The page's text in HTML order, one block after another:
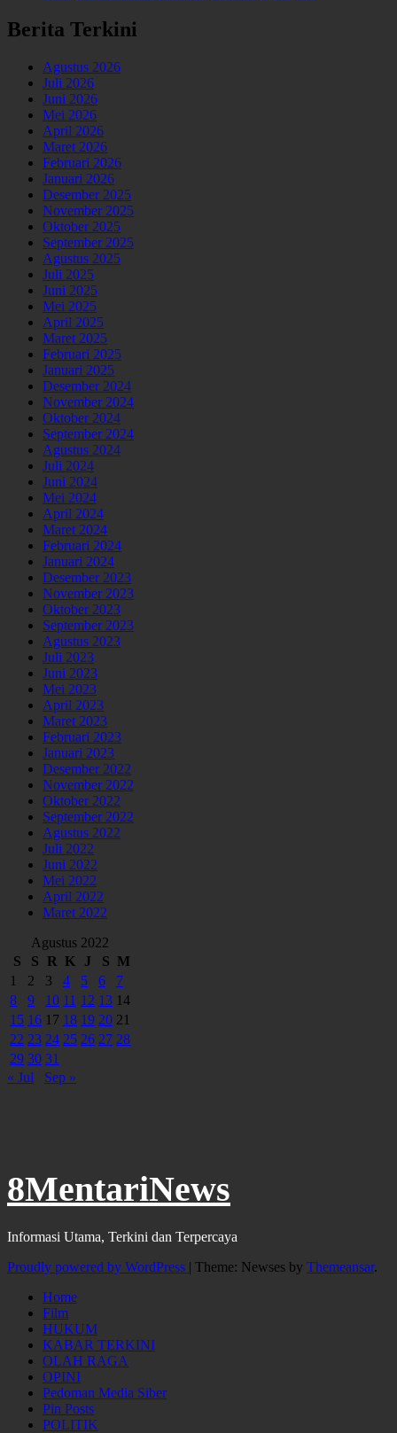
Berita Terkini
Agustus 2026
Juli 2026
Juni 2026
Mei 2026
April 2026
Maret 2026
Februari 2026
Januari 2026
Desember 2025
November 2025
Oktober 2025
September 2025
Agustus 2025
Juli 2025
Juni 2025
Mei 2025
April 2025
Maret 2025
Februari 2025
Januari 2025
Desember 2024
November 2024
Oktober 2024
September 2024
Agustus 2024
Juli 2024
Juni 2024
Mei 2024
April 2024
Maret 2024
Februari 2024
Januari 2024
Desember 2023
November 2023
Oktober 2023
September 2023
Agustus 2023
Juli 2023
Juni 2023
Mei 2023
April 2023
Maret 2023
Februari 2023
Januari 2023
Desember 2022
November 2022
Oktober 2022
September 2022
Agustus 2022
Juli 2022
Juni 2022
Mei 2022
April 2022
Maret 2022
Agustus 2022
S
S R K J S M
1
2 3 4 5 6
7
8
9 10 11 12 13 14
15 16 17 18 19 20 21
22 23 24 25 26 27 28
29 30 31
« Jul
Sep »
8MentariNews
Informasi Utama, Terkini dan Terpercaya
Proudly powered by WordPress | Theme: Newses by Themeansar.
Home
Film
HUKUM
KABAR TERKINI
OLAH RAGA
OPINI
Pedoman Media Siber
Pin Posts
POLITIK